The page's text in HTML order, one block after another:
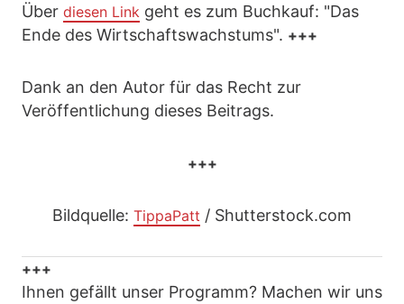
Über diesen Link geht es zum Buchkauf: "Das
Ende des Wirtschaftswachstums". +++
Dank an den Autor für das Recht zur
Veröffentlichung dieses Beitrags.
+++
Bildquelle: TippaPatt / Shutterstock.com
+++
Ihnen gefällt unser Programm? Machen wir uns